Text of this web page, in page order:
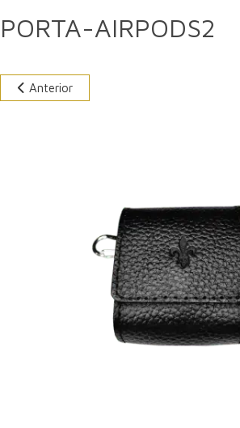
PORTA-AIRPODS2
Anterior